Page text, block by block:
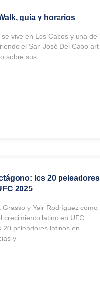
guía y horarios
vive en Los Cabos y una de
el San José Del Cabo art
sobre sus
los 20 peleadores
2025
y Yair Rodríguez como
crecimiento latino en UFC.
20 peleadores latinos en
y